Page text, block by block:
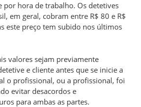
por hora de trabalho. Os detetives
em geral, cobram entre R$ 80 e R$
este preço tem subido nos últimos
valores sejam previamente
e cliente antes que se inicie a
o profissional, ou a profissional, foi
evitar desacordos e
para ambas as partes.